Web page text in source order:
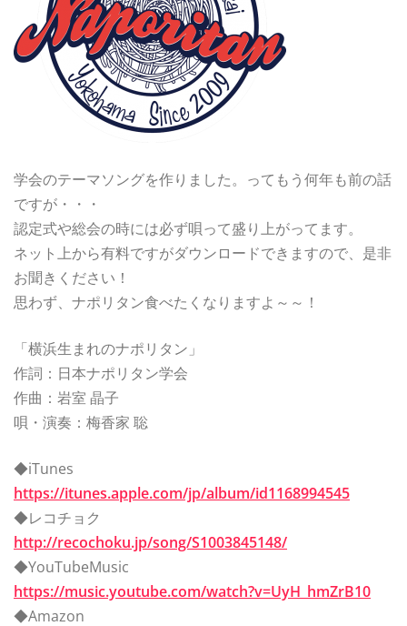
学会のテーマソングを作りました。ってもう何年も前の話
ですが・・・
認定式や総会の時には必ず唄って盛り上がってます。
ネット上から有料ですがダウンロードできますので、是非
お聞きください！
思わず、ナポリタン食べたくなりますよ～～！
「横浜生まれのナポリタン」
作詞：日本ナポリタン学会
作曲：岩室 晶子
唄・演奏：梅香家 聡
◆iTunes
https://itunes.apple.com/jp/album/id1168994545
◆レコチョク
http://recochoku.jp/song/S1003845148/
◆YouTubeMusic
https://music.youtube.com/watch?v=UyH_hmZrB10
◆Amazon